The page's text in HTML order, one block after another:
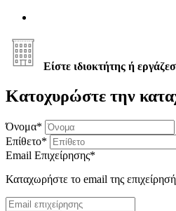
Είστε ιδιοκτήτης ή
Κατοχυρώστε την
Όνομα*
Επίθετο*
Email Επιχείρησης*
Καταχωρήστε το email της